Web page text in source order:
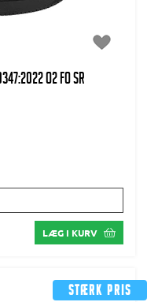
O2 FO SR
LÆG I KURV
Stærk pris